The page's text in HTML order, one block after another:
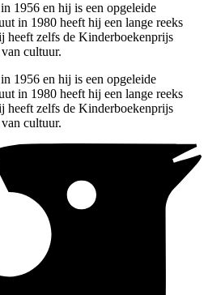
1956 en hij is een opgeleide
in 1980 heeft hij een lange reeks
heeft zelfs de Kinderboekenprijs
cultuur.
1956 en hij is een opgeleide
in 1980 heeft hij een lange reeks
heeft zelfs de Kinderboekenprijs
cultuur.